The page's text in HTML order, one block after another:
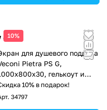
10%
686 ₽
для душевого поддона
Pietra PS G,
гелькоут и
серый
10% в подарок!
34797